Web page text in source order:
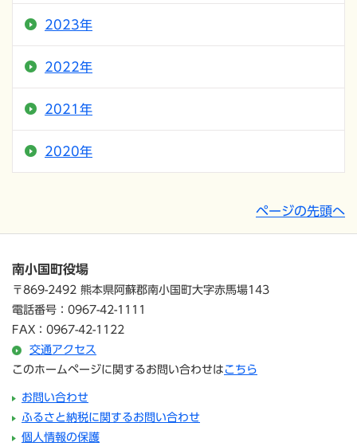
2023年
2022年
2021年
2020年
ページの先頭へ
南小国町役場
〒869-2492 熊本県阿蘇郡南小国町大字赤馬場143
電話番号：0967-42-1111
FAX：0967-42-1122
交通アクセス
このホームページに関するお問い合わせは こちら
お問い合わせ
ふるさと納税に関するお問い合わせ
個人情報の保護